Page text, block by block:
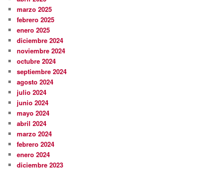
marzo 2025
febrero 2025
enero 2025
diciembre 2024
noviembre 2024
octubre 2024
septiembre 2024
agosto 2024
julio 2024
junio 2024
mayo 2024
abril 2024
marzo 2024
febrero 2024
enero 2024
diciembre 2023